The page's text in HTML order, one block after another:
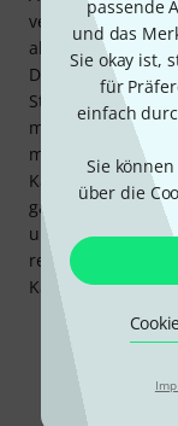
passende
und das
Sie okay ist,
für
einfach
Sie
über die
verwendet
abgeschirmten
Diese können im
Störgeräusche
mit
mehre Einheiten
Kanäle können
ganzes U2-
unterschiedliche
reichen hingegen
Kanäle zu